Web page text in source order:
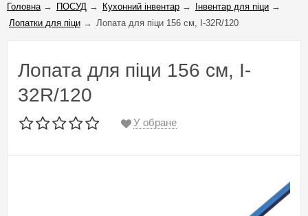
Головна → ПОСУД → Кухонний інвентар → Інвентар для піци →
Лопатки для піци → Лопата для піци 156 см, I-32R/120
Лопата для піци 156 см, I-
32R/120
У обране